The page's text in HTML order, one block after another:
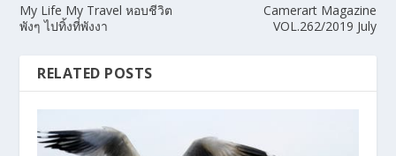
My Life My Travel หอบชีวิต
พังๆ ไปทิ้งที่พังงา
Camerart Magazine
VOL.262/2019 July
RELATED POSTS